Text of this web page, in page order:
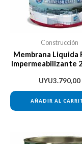
Construcción
Membrana Liquida
Impermeabilizante
UYU3.790,00
AÑADIR AL